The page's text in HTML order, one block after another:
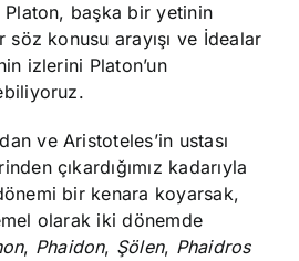
başka bir yetinin
söz konusu arayışı ve İdealar
izlerini Platon’un
ve Aristoteles’in ustası
çıkardığımız kadarıyla
bir kenara koyarsak,
olarak iki dönemde
, Phaidon, Şölen, Phaidros